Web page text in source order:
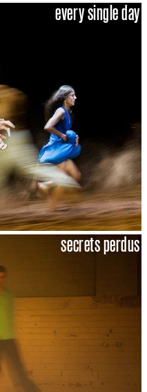
every single day
secrets perdus